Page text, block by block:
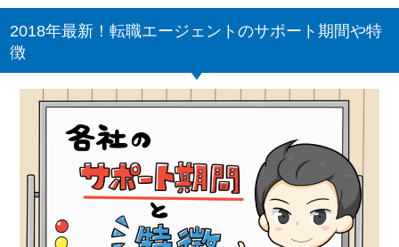
2018年最新！転職エージェントのサポート期間や特
徴